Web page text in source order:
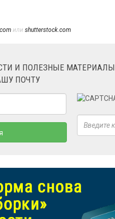
или shutterstock.com
И ПОЛЕЗНЫЕ МАТЕРИАЛЫ
ПОЧТУ